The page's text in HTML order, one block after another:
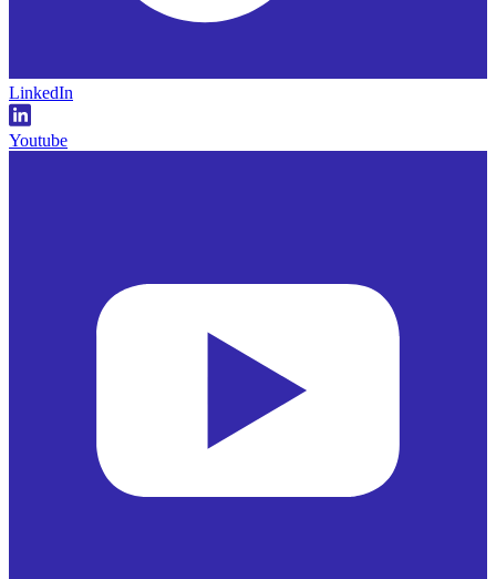
LinkedIn
Youtube